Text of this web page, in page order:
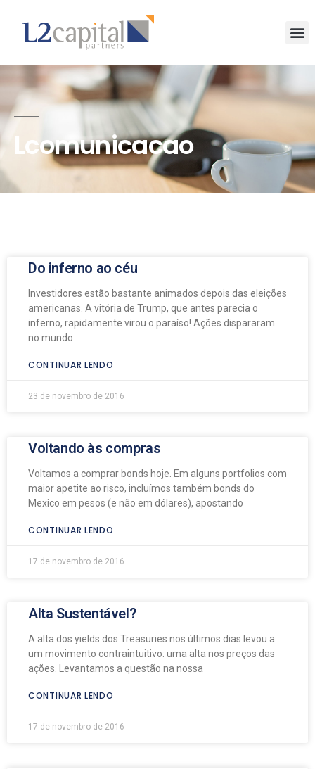
Lcomunicacao
Do inferno ao céu
Investidores estão bastante animados depois das eleições
americanas. A vitória de Trump, que antes parecia o
inferno, rapidamente virou o paraíso! Ações dispararam
no mundo
CONTINUAR LENDO
23 de novembro de 2016
Voltando às compras
Voltamos a comprar bonds hoje. Em alguns portfolios com
maior apetite ao risco, incluímos também bonds do
Mexico em pesos (e não em dólares), apostando
CONTINUAR LENDO
17 de novembro de 2016
Alta Sustentável?
A alta dos yields dos Treasuries nos últimos dias levou a
um movimento contraintuitivo: uma alta nos preços das
ações. Levantamos a questão na nossa
CONTINUAR LENDO
17 de novembro de 2016